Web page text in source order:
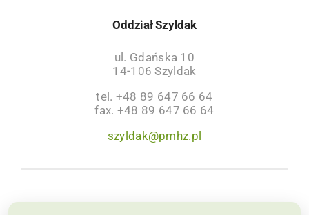
Oddział Szyldak
ul. Gdańska 10
14-106 Szyldak
tel. +48 89 647 66 64
fax. +48 89 647 66 64
szyldak@pmhz.pl
NIP: 6691002564, KRS: 0000063659 | Sąd